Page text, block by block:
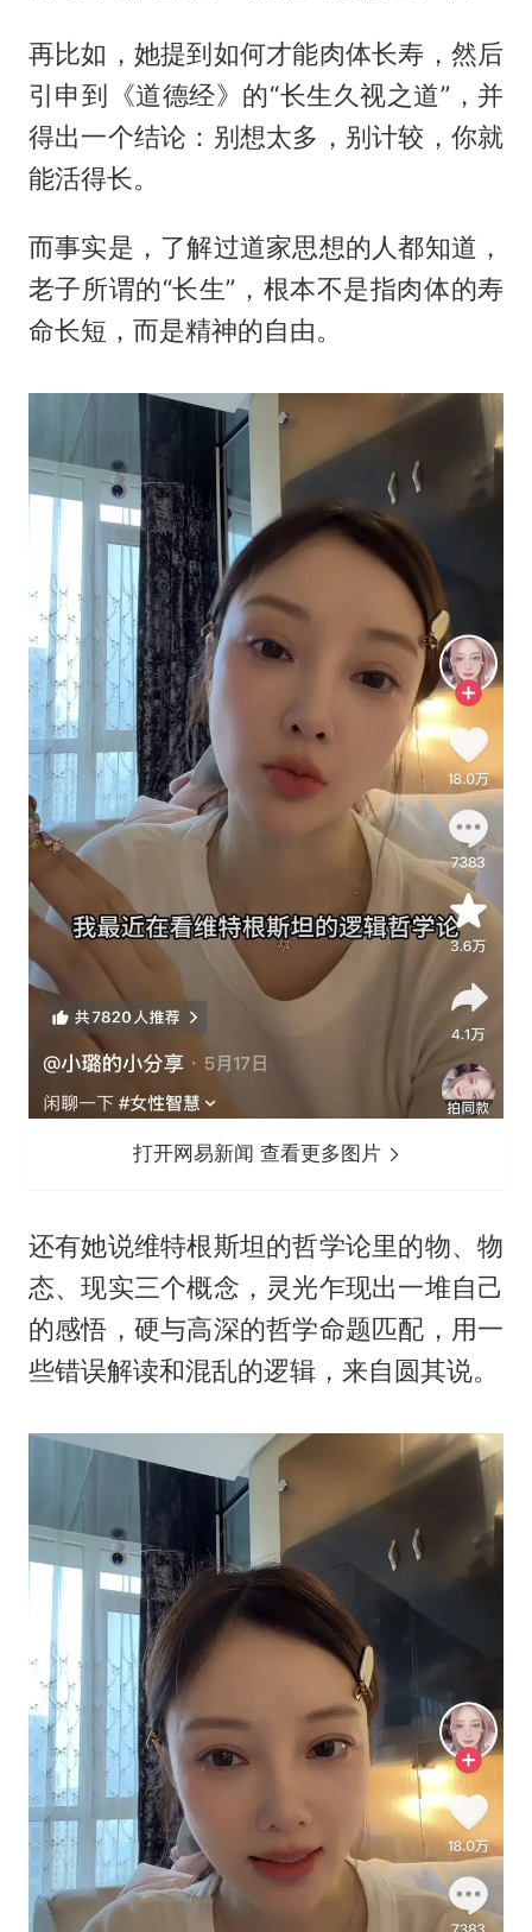
再比如，她提到如何才能肉体长寿，然后
引申到《道德经》的“长生久视之道”，并
得出一个结论：别想太多，别计较，你就
能活得长。
而事实是，了解过道家思想的人都知道，
老子所谓的“长生”，根本不是指肉体的寿
命长短，而是精神的自由。
打开网易新闻 查看更多图片
还有她说维特根斯坦的哲学论里的物、物
态、现实三个概念，灵光乍现出一堆自己
的感悟，硬与高深的哲学命题匹配，用一
些错误解读和混乱的逻辑，来自圆其说。